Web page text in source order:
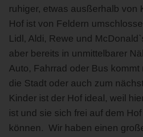
ruhiger, etwas ausßerhalb von
Hof ist von Feldern
Lidl, Aldi, Rewe und
aber bereits in unmittelbarer
Auto, Fahrrad oder Bus kommt
die Stadt oder auch zum
Kinder ist der Hof ideal, weil
ist und sie sich frei auf dem
können. Wir haben einen